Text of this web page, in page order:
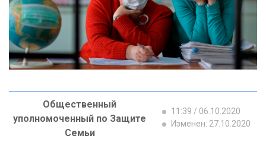
Общественный
уполномоченный по Защите
Семьи
11:39 / 06.10.2020
Изменен: 27.10.2020